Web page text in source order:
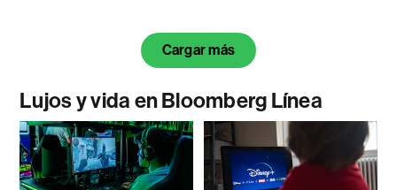
Cargar más
Lujos y vida en Bloomberg Línea